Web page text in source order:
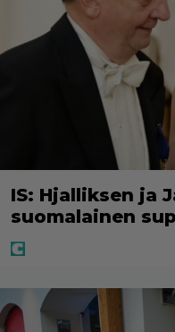
IS: Hjalliksen ja
suomalainen